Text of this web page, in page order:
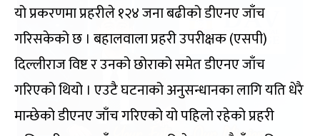
यो प्रकरणमा प्रहरीले १२४ जना बढीको डीएनए जाँच
गरिसकेको छ । बहालवाला प्रहरी उपरीक्षक (एसपी)
दिल्लीराज विष्ट र उनको छोराको समेत डीएनए जाँच
गरिएको थियो । एउटै घटनाको अनुसन्धानका लागि यति धेरै
मान्छेको डीएनए जाँच गरिएको यो पहिलो रहेको प्रहरी